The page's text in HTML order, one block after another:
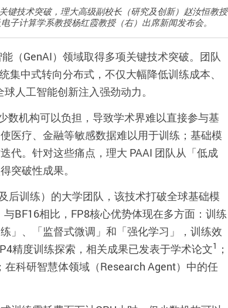
键技术突破，理大高级副校长（研究及创新）赵汝恒教授
子计算学系教授杨红霞教授（右）出席新闻发布会。
（GenAI）领域取得多项关键技术突破。团队
集中式转向分布式，不仅大幅降低训练成本、
人工智能创新注入强劲动力。
数机构可以负担，导致学术界难以直接参与基
医疗、金融等敏感数据难以用于训练；基础模
代。针对这些痛点，理大 PAAI 团队从「低成
突破性成果。
后训练）的大学团队，该技术打破全球基础模
与BF16相比， FP8核心优势体现在多方面：训练
」、「监督式微调」和「强化学习」，训练效
精度训练探索，相关成果已发表于学术论文1
；
；在科研智慧体领域（Research Agent）中的任